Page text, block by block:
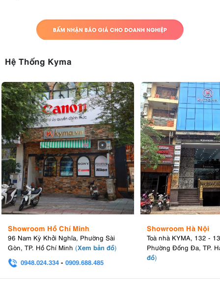
Hệ Thống Kyma
Showroom Hồ Chí Minh
96 Nam Kỳ Khởi Nghĩa, Phường Sài
Gòn, TP. Hồ Chí Minh (Xem bản đồ)
0948.024.334 - 0909.688.485
Showroom Hà Nội
Toà nhà KYMA, 132 -
Phường Đống Đa, TP.
đồ)